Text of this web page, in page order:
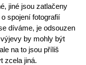
jiné jsou zatlačeny
spojení fotografií
díváme, je odsouzen
by mohly být
na to jsou příliš
zcela jiná.